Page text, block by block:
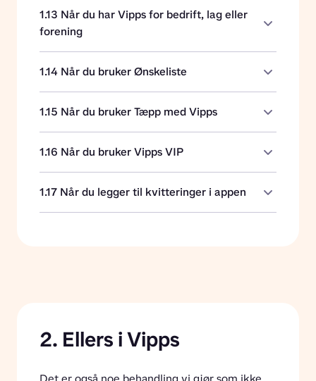
1.13 Når du har Vipps for bedrift, lag eller
forening
1.14 Når du bruker Ønskeliste
1.15 Når du bruker Tæpp med Vipps
1.16 Når du bruker Vipps VIP
1.17 Når du legger til kvitteringer i appen
2. Ellers i Vipps